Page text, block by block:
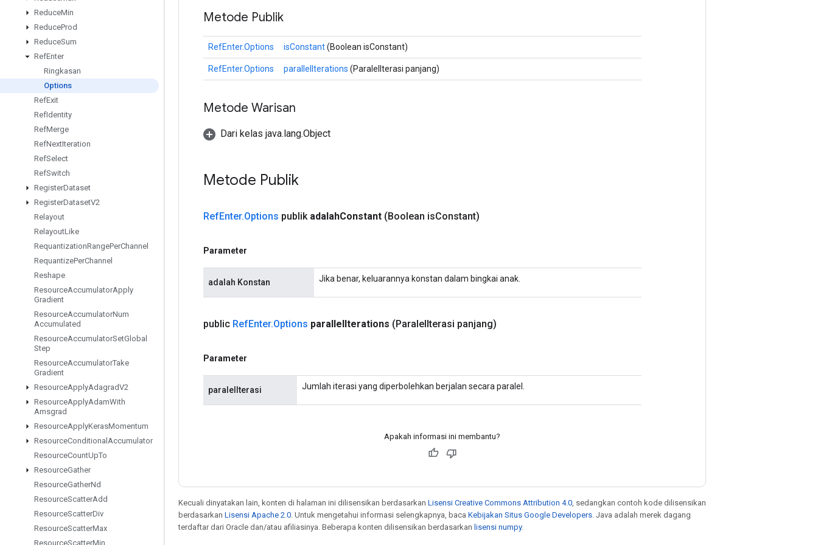
ReduceMin
ReduceProd
ReduceSum
RefEnter
Ringkasan
Options
RefExit
RefIdentity
RefMerge
RefNextIteration
RefSelect
RefSwitch
RegisterDataset
RegisterDatasetV2
Relayout
RelayoutLike
RequantizationRangePerChannel
RequantizePerChannel
Reshape
ResourceAccumulatorApply
Gradient
ResourceAccumulatorNum
Accumulated
ResourceAccumulatorSetGlobal
Step
ResourceAccumulatorTake
Gradient
ResourceApplyAdagradV2
ResourceApplyAdamWith
Amsgrad
ResourceApplyKerasMomentum
ResourceConditional Accumulator
ResourceCountUpTo
ResourceGather
ResourceGatherNd
ResourceScatterAdd
ResourceScatterDiv
ResourceScatterMax
ResourceScatterMin
Metode Publik
RefEnter.Options isConstant(Boolean isConstant)
RefEnter.Options parallelIterations (ParalelIterasi panjang)
Metode Warisan
Dari kelas java.lang.Object
Metode Publik
RefEnter.Options publik adalahConstant (Boolean isConstant)
Parameter
adalah Konstan Jika benar, keluarannya konstan dalam bingkai anak.
public RefEnter.Options parallelIterations (ParalelIterasi panjang)
Parameter
paralelIterasi Jumlah iterasi yang diperbolehkan berjalan secara paralel.
Apakah informasi ini membantu?
Kecuali dinyatakan lain, konten di halaman ini dilisensikan berdasarkan Lisensi Creative Commons Attribution 4.0 , sedangkan contoh kode dilisensikan
berdasarkan Lisensi Apache 2.0 . Untuk mengetahui informasi selengkapnya, baca Kebijakan Situs Google Developers . Java adalah merek dagang
terdaftar dari Oracle dan/atau afiliasinya. Beberapa konten dilisensikan berdasarkan lisensi numpy.